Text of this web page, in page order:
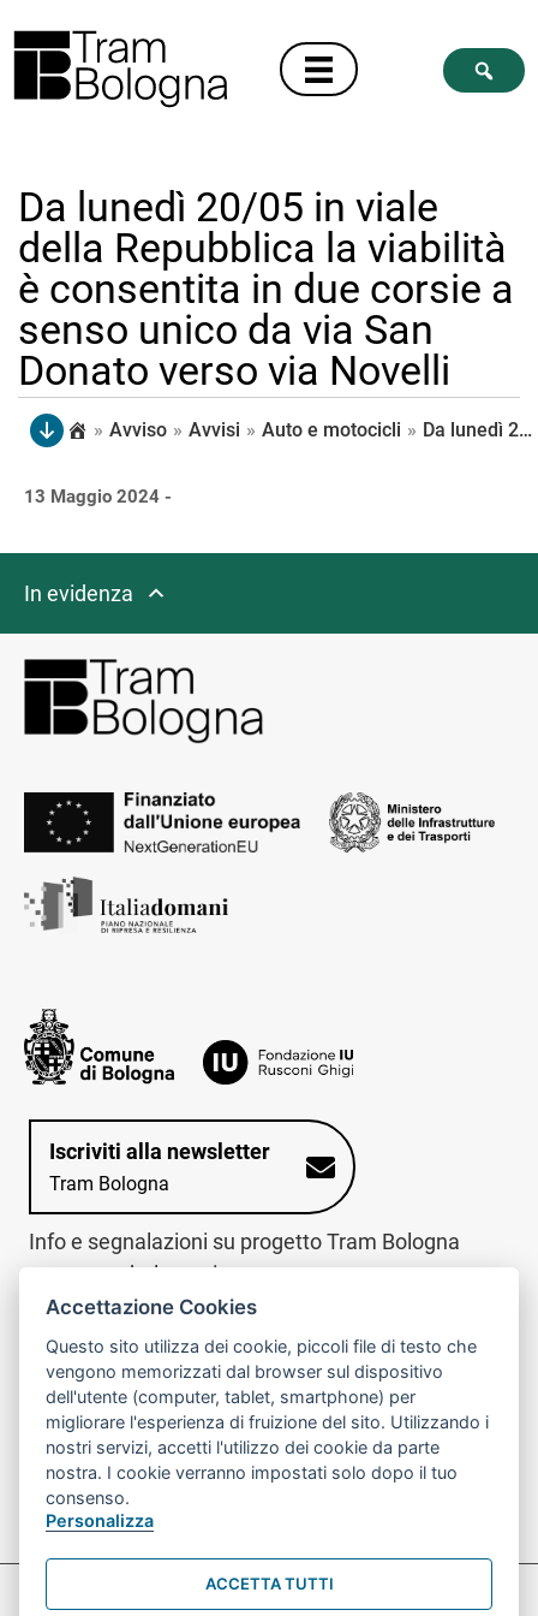
Da lunedì 20/05 in viale
della Repubblica la viabilità
è consentita in due corsie a
senso unico da via San
Donato verso via Novelli
» Avviso » Avvisi » Auto e motocicli » Da lunedì 20/05 in viale della Repubblica la viabilità è consentita in due corsie a senso unico da via San Donato verso via Novelli
13 Maggio 2024 -
In evidenza
Iscriviti alla newsletter
Tram Bologna
Info e segnalazioni su progetto Tram Bologna
www.trambologna.it
trova infopoint sulla mappa interattiva
Trova l'infopoint
più vicino
telefona al call center
Chiama il call
center
800078611
Contatto cantiere per emergenze nei giorni festivi
o nelle ore notturne:366 65 36 063
Preferenze Cookie prova
Accettazione Cookies
Questo sito utilizza dei cookie, piccoli file di testo che
vengono memorizzati dal browser sul dispositivo
dell'utente (computer, tablet, smartphone) per
migliorare l'esperienza di fruizione del sito. Utilizzando i
nostri servizi, accetti l'utilizzo dei cookie da parte
nostra. I cookie verranno impostati solo dopo il tuo
consenso.
Personalizza
ACCETTA TUTTI